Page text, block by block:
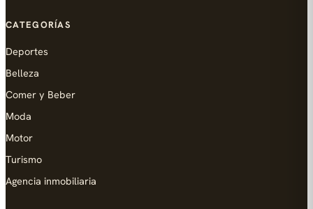
CATEGORÍAS
Deportes
Belleza
Comer y Beber
Moda
Motor
Turismo
Agencia inmobiliaria